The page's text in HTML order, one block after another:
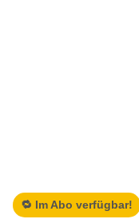
🔁 Im Abo verfügbar!